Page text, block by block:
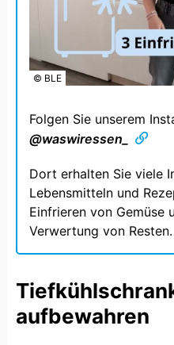
© BLE
Folgen Sie unserem
@waswiressen_
Dort erhalten Sie viele
Lebensmitteln und
Einfrieren von Gemüse
Verwertung von Resten.
aufbewahren